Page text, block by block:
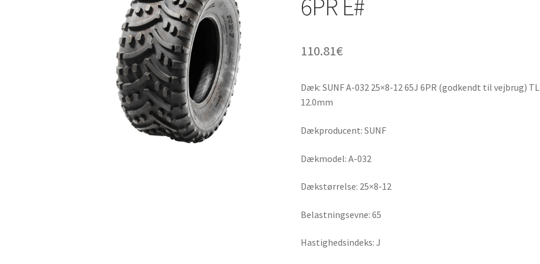
6PR E#
110.81€
Dæk: SUNF A-032 25×8-12 65J 6PR (godkendt til vejbrug) TL
12.0mm
Dækproducent: SUNF
Dækmodel: A-032
Dækstørrelse: 25×8-12
Belastningsevne: 65
Hastighedsindeks: J